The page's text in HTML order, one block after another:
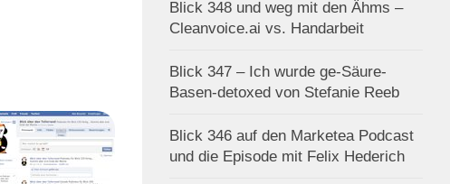
Blick 348 und weg mit den Ähms –
Cleanvoice.ai vs. Handarbeit
Blick 347 – Ich wurde ge-Säure-
Basen-detoxed von Stefanie Reeb
Blick 346 auf den Marketea Podcast
und die Episode mit Felix Hederich